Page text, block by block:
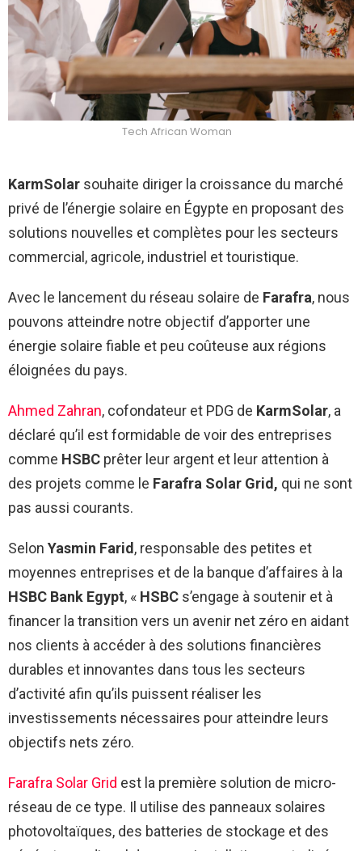
Tech African Woman
KarmSolar souhaite diriger la croissance du marché
privé de l’énergie solaire en Égypte en proposant des
solutions nouvelles et complètes pour les secteurs
commercial, agricole, industriel et touristique.
Avec le lancement du réseau solaire de Farafra, nous
pouvons atteindre notre objectif d’apporter une
énergie solaire fiable et peu coûteuse aux régions
éloignées du pays.
Ahmed Zahran, cofondateur et PDG de KarmSolar, a
déclaré qu’il est formidable de voir des entreprises
comme HSBC prêter leur argent et leur attention à
des projets comme le Farafra Solar Grid, qui ne sont
pas aussi courants.
Selon Yasmin Farid , responsable des petites et
moyennes entreprises et de la banque d’affaires à la
HSBC Bank Egypt, « HSBC s’engage à soutenir et à
financer la transition vers un avenir net zéro en aidant
nos clients à accéder à des solutions financières
durables et innovantes dans tous les secteurs
d’activité afin qu’ils puissent réaliser les
investissements nécessaires pour atteindre leurs
objectifs nets zéro.
Farafra Solar Grid est la première solution de micro-
réseau de ce type. Il utilise des panneaux solaires
photovoltaïques, des batteries de stockage et des